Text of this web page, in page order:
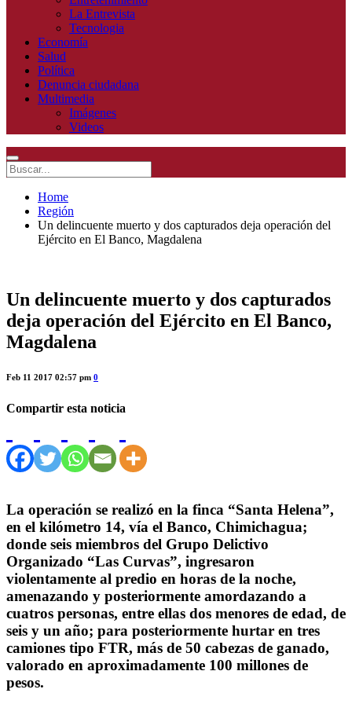
La Entrevista
Tecnologia
Economía
Salud
Política
Denuncia ciudadana
Multimedia
Imágenes
Videos
Home
Región
Un delincuente muerto y dos capturados deja operación del
Ejército en El Banco, Magdalena
Un delincuente muerto y dos capturados
deja operación del Ejército en El Banco,
Magdalena
Feb 11 2017 02:57 pm 0
Compartir esta noticia
La operación se realizó en la finca “Santa Helena”,
en el kilómetro 14, vía el Banco, Chimichagua;
donde seis miembros del Grupo Delictivo
Organizado “Las Curvas”, ingresaron
violentamente al predio en horas de la noche,
amenazando y posteriormente amordazando a
cuatros personas, entre ellas dos menores de edad, de
seis y un año; para posteriormente hurtar en tres
camiones tipo FTR, más de 50 cabezas de ganado,
valorado en aproximadamente 100 millones de
pesos.